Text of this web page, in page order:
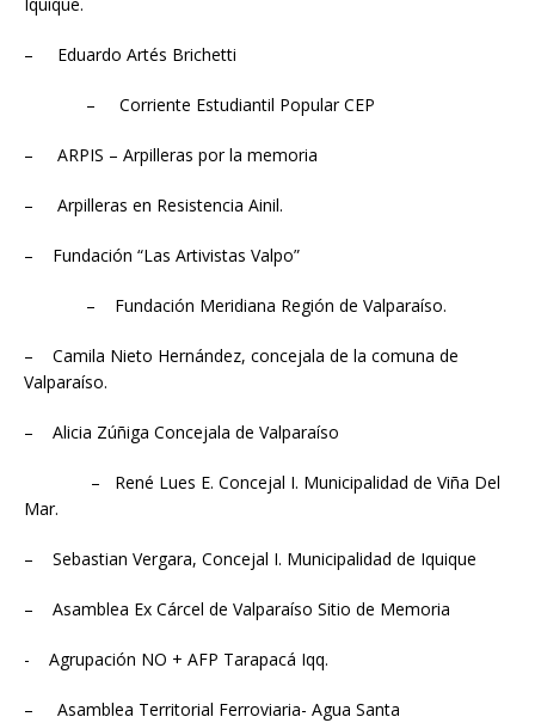
– Eduardo Artés Brichetti
– Corriente Estudiantil Popular CEP
– ARPIS – Arpilleras por la memoria
– Arpilleras en Resistencia Ainil.
– Fundación “Las Artivistas Valpo”
– Fundación Meridiana Región de Valparaíso.
– Camila Nieto Hernández, concejala de la comuna de
Valparaíso.
– Alicia Zúñiga Concejala de Valparaíso
– René Lues E. Concejal I. Municipalidad de Viña Del
Mar.
– Sebastian Vergara, Concejal I. Municipalidad de Iquique
– Asamblea Ex Cárcel de Valparaíso Sitio de Memoria
​​- Agrupación NO + AFP Tarapacá Iqq.
– Asamblea Territorial Ferroviaria- Agua Santa